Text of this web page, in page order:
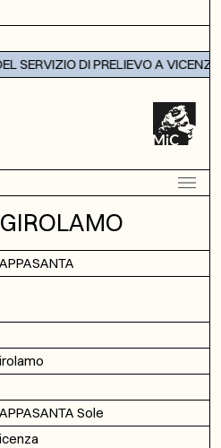
SERVIZIO DI PRELIEVO A VICENZA
Sole